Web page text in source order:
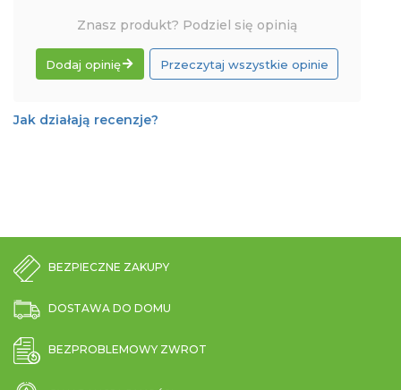
Znasz produkt? Podziel się opinią
Dodaj opinię Przeczytaj wszystkie opinie
Jak działają recenzje?
BEZPIECZNE ZAKUPY
DOSTAWA DO DOMU
BEZPROBLEMOWY ZWROT